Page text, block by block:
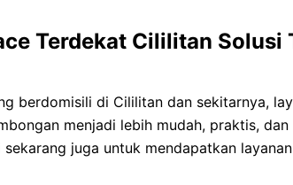
Terdekat Cililitan
berdomisili di Cililitan dan sekitarnya,
menjadi lebih mudah, praktis,
sekarang juga untuk mendapatkan